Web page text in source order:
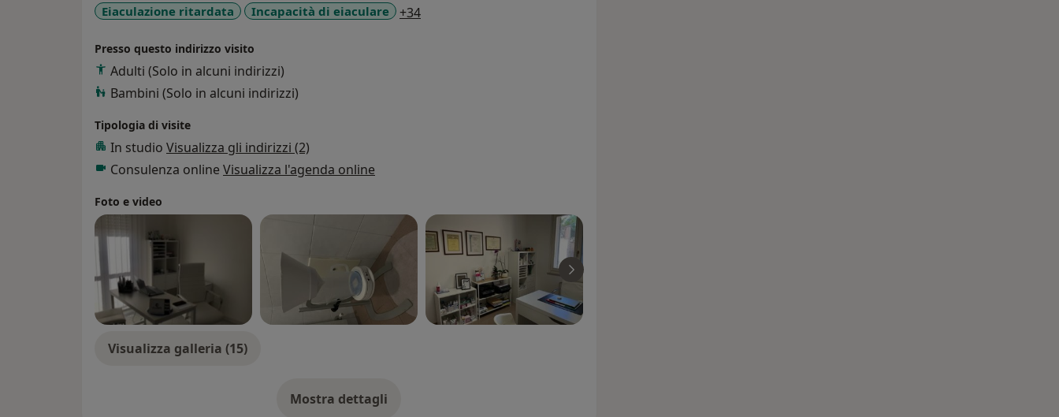
Eiaculazione ritardata
Incapacità di eiaculare +34a11y_sr_more_diseases
Presso questo indirizzo visito
Adulti (Solo in alcuni indirizzi)
Bambini (Solo in alcuni indirizzi)
Tipologia di visite
In studio Visualizza gli indirizzi (2)
Consulenza online Visualizza l'agenda online
Foto e video
Visualizza galleria (15)
Mostra dettagli
sull'esperienza